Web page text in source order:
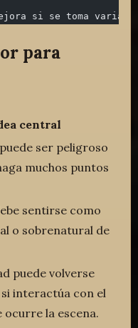
si se toma varias
para
central
ser peligroso
muchos puntos
sentirse como
o sobrenatural de
puede volverse
interactúa con el
ocurre la escena.